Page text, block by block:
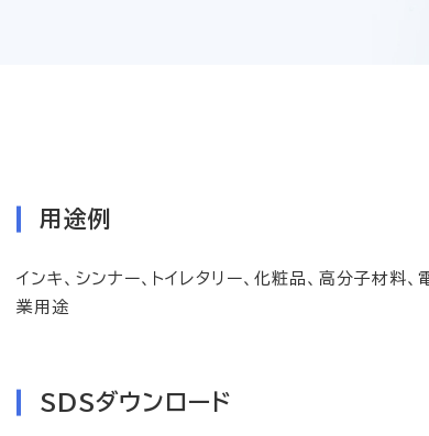
用途例
インキ、シンナー、トイレタリー、化粧品、高分子材料
業用途
SDSダウンロード